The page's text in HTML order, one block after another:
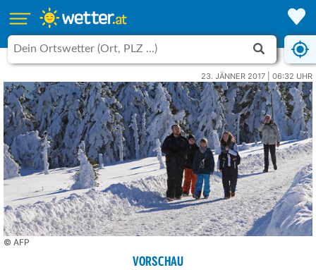
23. JÄNNER 2017 | 06:32 UHR
© AFP
VORSCHAU